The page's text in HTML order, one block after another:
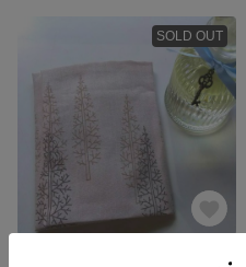
SOLD OUT